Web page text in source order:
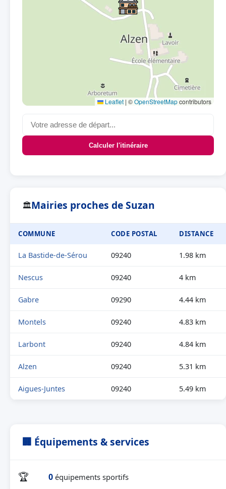
Leaflet | ©OpenStreetMapcontributors
Calculer l'itinéraire
🏛Mairies proches de Suzan
COMMUNE CODE POSTAL DISTANCE
La Bastide-de-Sérou 09240 1.98 km
Nescus 09240 4 km
Gabre 09290 4.44 km
Montels 09240 4.83 km
Larbont 09240 4.84 km
Alzen 09240 5.31 km
Aigues-Juntes 09240 5.49 km
🏢 Équipements & services
🏆 0 équipements sportifs